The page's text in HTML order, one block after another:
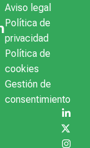
Aviso legal
Política de
privacidad
Política de
cookies
Gestión de
consentimiento